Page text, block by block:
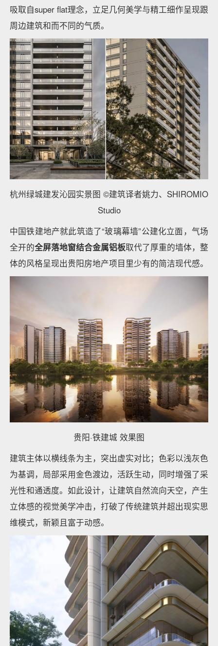
吸取自super flat理念，立足几何美学与精工细作呈现跟
周边建筑和而不同的气质。
杭州绿城建发沁园实景图 ©建筑译者姚力、SHIROMIO
Studio
中国铁建地产就此筑造了“玻璃幕墙”公建化立面，气场
全开的全屏落地窗结合金属铝板取代了厚重的墙体，整
体的风格呈现出贵阳房地产项目里少有的简洁现代感。
贵阳·铁建城 效果图
建筑主体以横线条为主，突出虚实对比；色彩以浅灰色
为基调，局部采用金色渡边，活跃生动，同时增强了采
光性和通透度。如此设计，让建筑自然流向天空，产生
立体感的视觉美学冲击，打破了传统建筑并超出现实思
维模式，新颖且富于动感。